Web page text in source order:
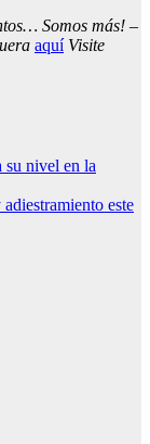
Somos más! –
aquíVisite
su nivel en la
este